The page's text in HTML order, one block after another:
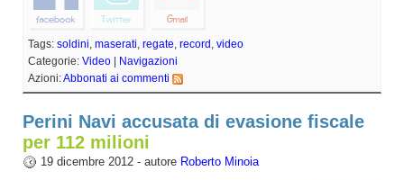
Tags: soldini, maserati, regate, record , video
Categorie: Video
Navigazioni
Azioni:Abbonati ai commenti
Perini Navi accusata di evasione fiscale
per 112 milioni
19 dicembre 2012 - autore Roberto Minoia